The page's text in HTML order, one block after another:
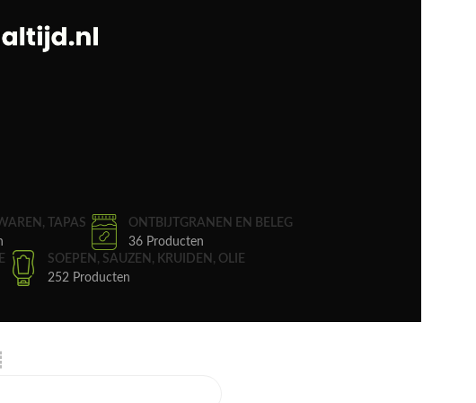
TAPAS
ONTBIJTGRANEN EN BELEG
36 Producten
SOEPEN, SAUZEN, KRUIDEN, OLIE
252 Producten